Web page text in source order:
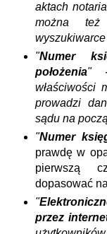
aktach
można
wyszukiwarce
"Numer
położenia" -
właściwości
prowadzi
sądu na
"Numer
prawdę w
pierwszą
dopasować
"
przez